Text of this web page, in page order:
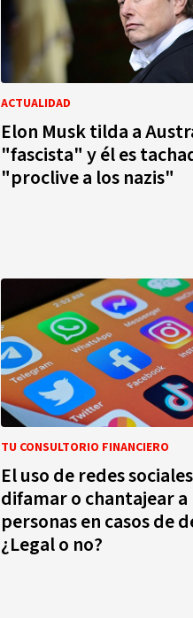
ACTUALIDAD
Elon Musk tilda a
"fascista" y él es
"proclive a los nazis"
TU CONSULTORIO FINANCIERO
El uso de redes
difamar o chantajear a
personas en casos de
¿Legal o no?